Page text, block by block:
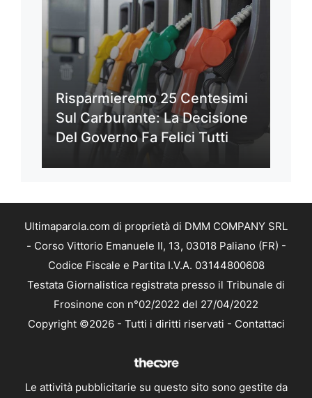
Risparmieremo 25 Centesimi
Sul Carburante: La Decisione
Del Governo Fa Felici Tutti
Ultimaparola.com di proprietà di DMM COMPANY SRL
- Corso Vittorio Emanuele II, 13, 03018 Paliano (FR) -
Codice Fiscale e Partita I.V.A. 03144800608
Testata Giornalistica registrata presso il Tribunale di
Frosinone con n°02/2022 del 27/04/2022
Copyright ©2026 - Tutti i diritti riservati - Contattaci
Le attività pubblicitarie su questo sito sono gestite da